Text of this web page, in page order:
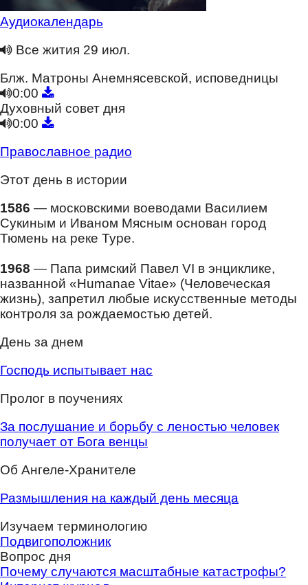
Аудиокалендарь
Все жития 29 июл.
Блж. Матроны Анемнясевской, исповедницы
0:00
Духовный совет дня
0:00
Православное радио
Этот день в истории
1586 — московскими воеводами Василием
Сукиным и Иваном Мясным основан город
Тюмень на реке Туре.
1968 — Папа римский Павел VI в энциклике,
названной «Humanae Vitae» (Человеческая
жизнь), запретил любые искусственные методы
контроля за рождаемостью детей.
День за днем
Господь испытывает нас
Пролог в поучениях
За послушание и борьбу с леностью человек
получает от Бога венцы
Об Ангеле-Хранителе
Размышления на каждый день месяца
Изучаем терминологию
Подвигоположник
Вопрос дня
Почему случаются масштабные катастрофы?